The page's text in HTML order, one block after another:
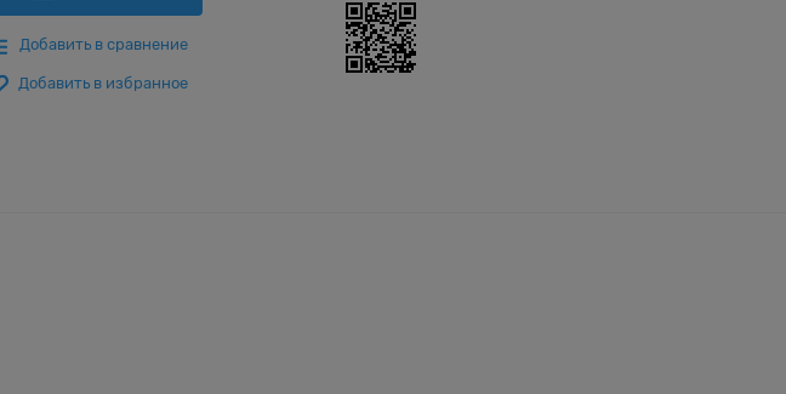
Добавить в сравнение
Добавить в избранное